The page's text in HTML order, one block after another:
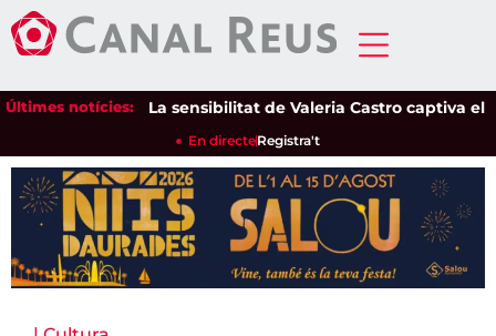
Últimes notícies:La sensibilitat de Valeria Castro captiva el
En directeRegistra't